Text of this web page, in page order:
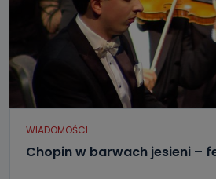
WIADOMOŚCI
Chopin w barwach jesieni –